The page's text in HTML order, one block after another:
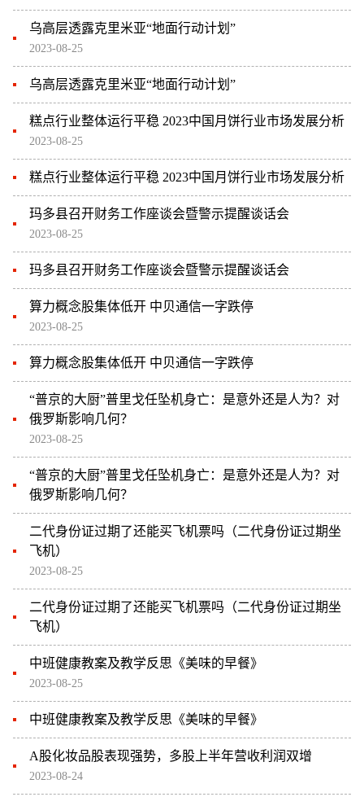
乌高层透露克里米亚“地面行动计划”
2023-08-25
乌高层透露克里米亚“地面行动计划”
糕点行业整体运行平稳 2023中国月饼行业市场发展分析
2023-08-25
糕点行业整体运行平稳 2023中国月饼行业市场发展分析
玛多县召开财务工作座谈会暨警示提醒谈话会
2023-08-25
玛多县召开财务工作座谈会暨警示提醒谈话会
算力概念股集体低开 中贝通信一字跌停
2023-08-25
算力概念股集体低开 中贝通信一字跌停
“普京的大厨”普里戈任坠机身亡：是意外还是人为？对
俄罗斯影响几何？
2023-08-25
“普京的大厨”普里戈任坠机身亡：是意外还是人为？对
俄罗斯影响几何？
二代身份证过期了还能买飞机票吗（二代身份证过期坐
飞机）
2023-08-25
二代身份证过期了还能买飞机票吗（二代身份证过期坐
飞机）
中班健康教案及教学反思《美味的早餐》
2023-08-25
中班健康教案及教学反思《美味的早餐》
A股化妆品股表现强势，多股上半年营收利润双增
2023-08-24